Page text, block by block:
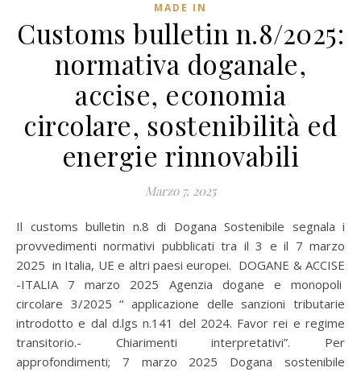
MADE IN
Customs bulletin n.8/2025:
normativa doganale,
accise, economia
circolare, sostenibilità ed
energie rinnovabili
Marzo 7, 2025
Il customs bulletin n.8 di Dogana Sostenibile segnala i
provvedimenti normativi pubblicati tra il 3 e il 7 marzo
2025 in Italia, UE e altri paesi europei. DOGANE & ACCISE
-ITALIA 7 marzo 2025 Agenzia dogane e monopoli
circolare 3/2025 “ applicazione delle sanzioni tributarie
introdotto e dal d.lgs n.141 del 2024. Favor rei e regime
transitorio.- Chiarimenti interpretativi”. Per
approfondimenti; 7 marzo 2025 Dogana sostenibile